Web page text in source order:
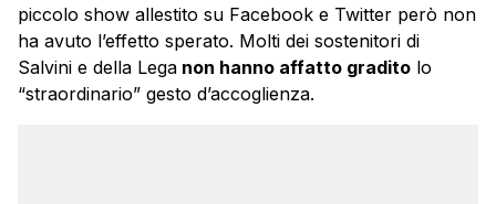
piccolo show allestito su Facebook e Twitter però non
ha avuto l’effetto sperato. Molti dei sostenitori di
Salvini e della Lega non hanno affatto gradito lo
“straordinario” gesto d’accoglienza.